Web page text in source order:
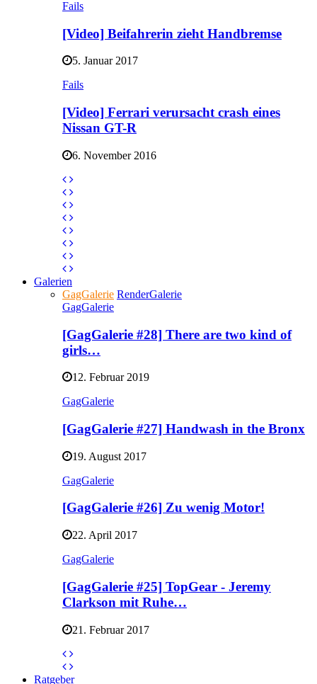
Fails
[Video] Beifahrerin zieht Handbremse
5. Januar 2017
Fails
[Video] Ferrari verursacht crash eines
Nissan GT-R
6. November 2016
Galerien
GagGalerie RenderGalerie
GagGalerie
[GagGalerie #28] There are two kind of
girls…
12. Februar 2019
GagGalerie
[GagGalerie #27] Handwash in the Bronx
19. August 2017
GagGalerie
[GagGalerie #26] Zu wenig Motor!
22. April 2017
GagGalerie
[GagGalerie #25] TopGear - Jeremy
Clarkson mit Ruhe…
21. Februar 2017
Ratgeber